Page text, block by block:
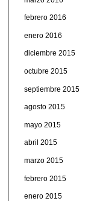
febrero 2016
enero 2016
diciembre 2015
octubre 2015
septiembre 2015
agosto 2015
mayo 2015
abril 2015
marzo 2015
febrero 2015
enero 2015